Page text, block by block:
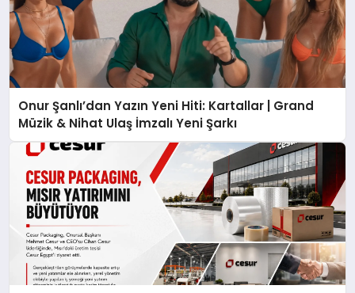
Onur Şanlı’dan Yazın Yeni Hiti: Kartallar | Grand
Müzik & Nihat Ulaş İmzalı Yeni Şarkı